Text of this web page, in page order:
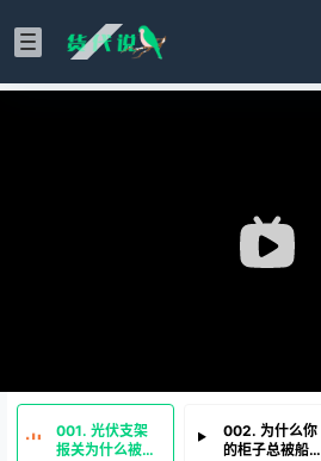
001. 光伏支架
报关为什么被罚
002. 为什么你
的柜子总被船公